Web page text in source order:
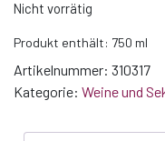
Nicht vorrätig
Produkt enthält: 750 ml
Artikelnummer: 310317
Kategorie: Weine und